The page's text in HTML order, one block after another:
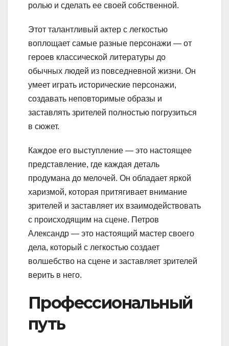
ролью и сделать ее своей собственной.
Этот талантливый актер с легкостью
воплощает самые разные персонажи — от
героев классической литературы до
обычных людей из повседневной жизни. Он
умеет играть исторические персонажи,
создавать неповторимые образы и
заставлять зрителей полностью погрузиться
в сюжет.
Каждое его выступление — это настоящее
представление, где каждая деталь
продумана до мелочей. Он обладает яркой
харизмой, которая притягивает внимание
зрителей и заставляет их взаимодействовать
с происходящим на сцене. Петров
Александр — это настоящий мастер своего
дела, который с легкостью создает
волшебство на сцене и заставляет зрителей
верить в него.
Профессиональный
путь